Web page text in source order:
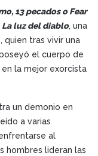
13 pecados o Fear
La luz del diablo, una
quien tras vivir una
el cuerpo de
la mejor exorcista
un demonio en
a varias
al
hombres lideran las